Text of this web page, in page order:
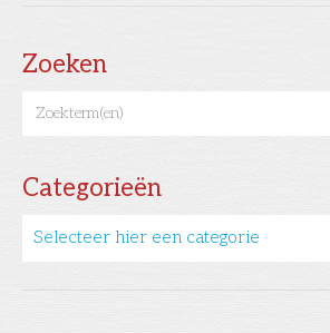
Zoeken
Categorieën
Selecteer hier een categorie